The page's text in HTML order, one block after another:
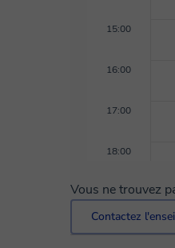
15:00
16:00
17:00
18:00
Vous ne trouvez
Contactez